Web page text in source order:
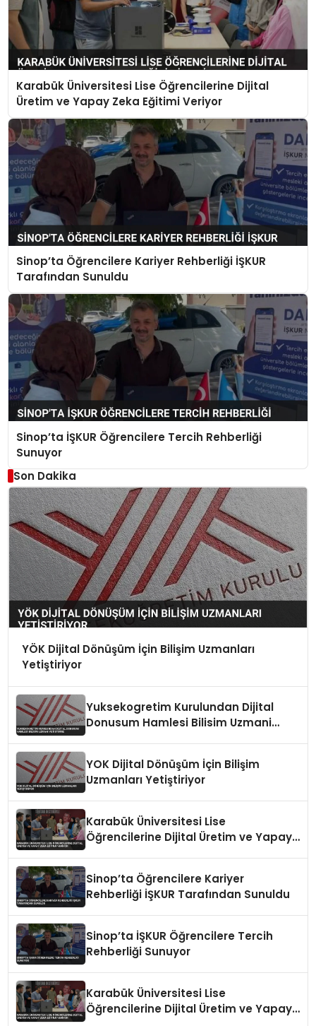
Karabük Üniversitesi Lise Öğrencilerine Dijital
Üretim ve Yapay Zeka Eğitimi Veriyor
Sinop’ta Öğrencilere Kariyer Rehberliği İŞKUR
Tarafından Sunuldu
Sinop’ta İŞKUR Öğrencilere Tercih Rehberliği
Sunuyor
Son Dakika
YÖK Dijital Dönüşüm İçin Bilişim Uzmanları
Yetiştiriyor
Yuksekogretim Kurulundan Dijital
Donusum Hamlesi Bilisim Uzmani
YOK Dijital Dönüşüm İçin Bilişim
Uzmanları Yetiştiriyor
Karabük Üniversitesi Lise
Öğrencilerine Dijital Üretim ve Yapay
Sinop’ta Öğrencilere Kariyer
Rehberliği İŞKUR Tarafından Sunuldu
Sinop’ta İŞKUR Öğrencilere Tercih
Rehberliği Sunuyor
Karabük Üniversitesi Lise
Öğrencilerine Dijital Üretim ve Yapay